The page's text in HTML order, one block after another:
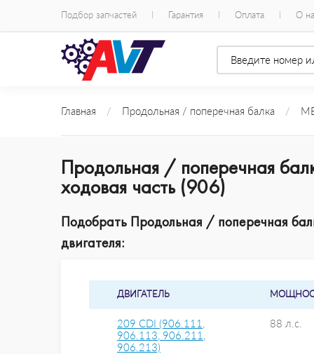
Подбор запчастей Гарантия Оплата О
Главная / Продольная / поперечная балка /
Продольная / поперечная
ходовая часть (906)
Подобрать Продольная / поперечная
двигателя:
ДВИГАТЕЛЬ
209 CDI (906.111,
906.113, 906.211,
906.213)
88 л.с.